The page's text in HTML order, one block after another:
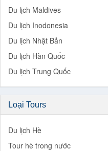
Du lịch Maldives
Du lịch Inodonesia
Du lịch Nhật Bản
Du lịch Hàn Quốc
Du lịch Trung Quốc
Loại Tours
Du lịch Hè
Tour hè trong nước